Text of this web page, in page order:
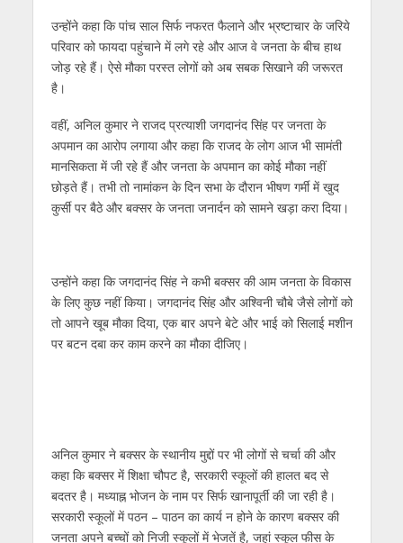
उन्‍होंने कहा कि पांच साल सिर्फ नफरत फैलाने और भ्रष्‍टाचार के जरिये
परिवार को फायदा पहुंचाने में लगे रहे और आज वे जनता के बीच हाथ
जोड़ रहे हैं। ऐसे मौका परस्‍त लोगों को अब सबक सिखाने की जरूरत
है।
वहीं, अनिल कुमार ने राजद प्रत्याशी जगदानंद सिंह पर जनता के
अपमान का आरोप लगाया और कहा कि राजद के लोग आज भी सामंती
मानसिकता में जी रहे हैं और जनता के अपमान का कोई मौका नहीं
छोड़ते हैं। तभी तो नामांकन के दिन सभा के दौरान भीषण गर्मी में खुद
कुर्सी पर बैठे और बक्‍सर के जनता जनार्दन को सामने खड़ा करा दिया।
उन्‍होंने कहा कि जगदानंद सिंह ने कभी बक्‍सर की आम जनता के विकास
के लिए कुछ नहीं किया। जगदानंद सिंह और अश्विनी चौबे जैसे लोगों को
तो आपने खूब मौका दिया, एक बार अपने बेटे और भाई को सिलाई मशीन
पर बटन दबा कर काम करने का मौका दीजिए।
अनिल कुमार ने बक्‍सर के स्‍थानीय मुद्दों पर भी लोगों से चर्चा की और
कहा कि बक्सर में शिक्षा चौपट है, सरकारी स्कूलों की हालत बद से
बदतर है। मध्याह्न भोजन के नाम पर सिर्फ खानापूर्ती की जा रही है।
सरकारी स्कूलों में पठन – पाठन का कार्य न होने के कारण बक्सर की
जनता अपने बच्चों को निजी स्कूलों में भेजतें है, जहां स्कूल फीस के